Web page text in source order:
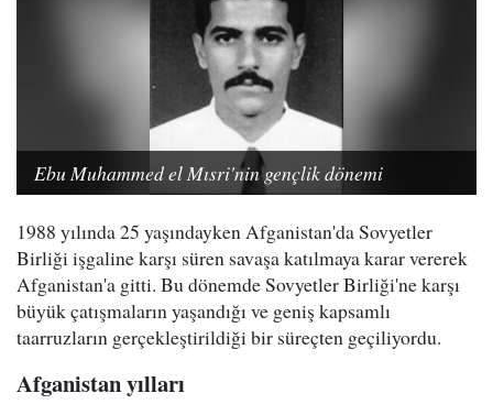
Ebu Muhammed el Mısri'nin gençlik dönemi
1988 yılında 25 yaşındayken Afganistan'da Sovyetler
Birliği işgaline karşı süren savaşa katılmaya karar vererek
Afganistan'a gitti. Bu dönemde Sovyetler Birliği'ne karşı
büyük çatışmaların yaşandığı ve geniş kapsamlı
taarruzların gerçekleştirildiği bir süreçten geçiliyordu.
Afganistan yılları